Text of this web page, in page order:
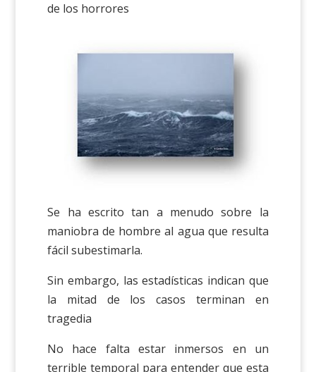
de los horrores
Se ha escrito tan a menudo sobre la
maniobra de hombre al agua que resulta
fácil subestimarla.
Sin embargo, las estadísticas indican que
la mitad de los casos terminan en
tragedia
No hace falta estar inmersos en un
terrible temporal para entender que esta